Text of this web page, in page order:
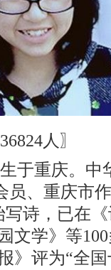
人〗
于重庆。
员、重庆市
诗，已在
文学》等
》评为“全